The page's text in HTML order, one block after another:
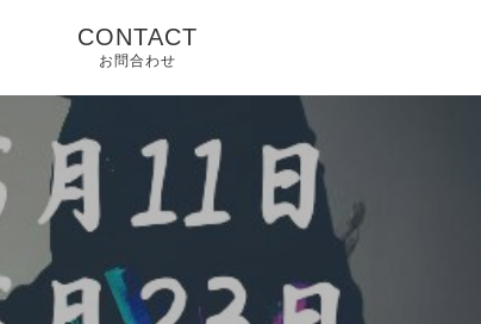
CONTACT
お問合わせ